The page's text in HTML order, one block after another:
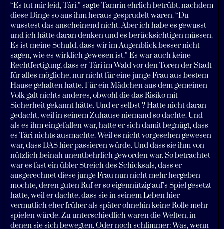
“Es tut mir leid, Tári.” sagte Tamrin ehrlich betrübt, nachdem
diese Dinge so aus ihm heraus gesprudelt waren. “Du
wusstest das anscheinend nicht. Aber ich habe es gewusst
und ich hätte daran denken und es berücksichtigen müssen.
Es ist meine Schuld, dass wir im Augenblick besser nicht
sagen, wie es wirklich gewesen ist.” Es war auch keine
Rechtfertigung, dass er Tári im Wald vor den Toren der Stadt
für alles mögliche, nur nicht für eine junge Frau aus bestem
Hause gehalten hatte. Für ein Mädchen aus dem gemeinen
Volk galt nichts anderes, obwohl die das Risiko mit
Sicherheit gekannt hätte. Und er selbst ? Hatte nicht daran
gedacht, weil in seinem Zuhause niemand so dachte. Und
als es ihm eingefallen war, hatte er sich damit begnügt, dass
es Tári nichts ausmachte. Weil es nicht vorgesehen gewesen
war, dass DAS hier passieren würde. Und dass sie ihm von
nützlich beinah unentbehrlich geworden war. So betrachtet
war es fast ein übler Streich des Schicksals, dass er
ausgerechnet diese junge Frau nun nicht mehr hergeben
mochte, deren guten Ruf er so eigennützig auf’s Spiel gesetzt
hatte, weil er dachte, dass sie in seinem Leben hier
vermutlich eher früher als später ohnehin keine Rolle mehr
spielen würde. Zu unterschiedlich waren die Welten, in
denen sie sich bewegten. Oder noch schlimmer: Was, wenn